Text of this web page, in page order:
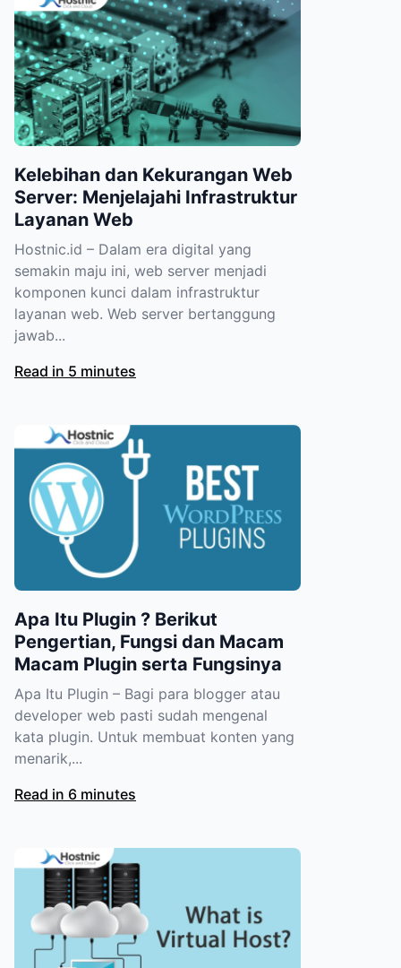
Kelebihan dan Kekurangan Web
Server: Menjelajahi Infrastruktur
Layanan Web
Hostnic.id – Dalam era digital yang
semakin maju ini, web server menjadi
komponen kunci dalam infrastruktur
layanan web. Web server bertanggung
jawab...
Read in 5 minutes
Apa Itu Plugin ? Berikut
Pengertian, Fungsi dan Macam
Macam Plugin serta Fungsinya
Apa Itu Plugin – Bagi para blogger atau
developer web pasti sudah mengenal
kata plugin. Untuk membuat konten yang
menarik,...
Read in 6 minutes